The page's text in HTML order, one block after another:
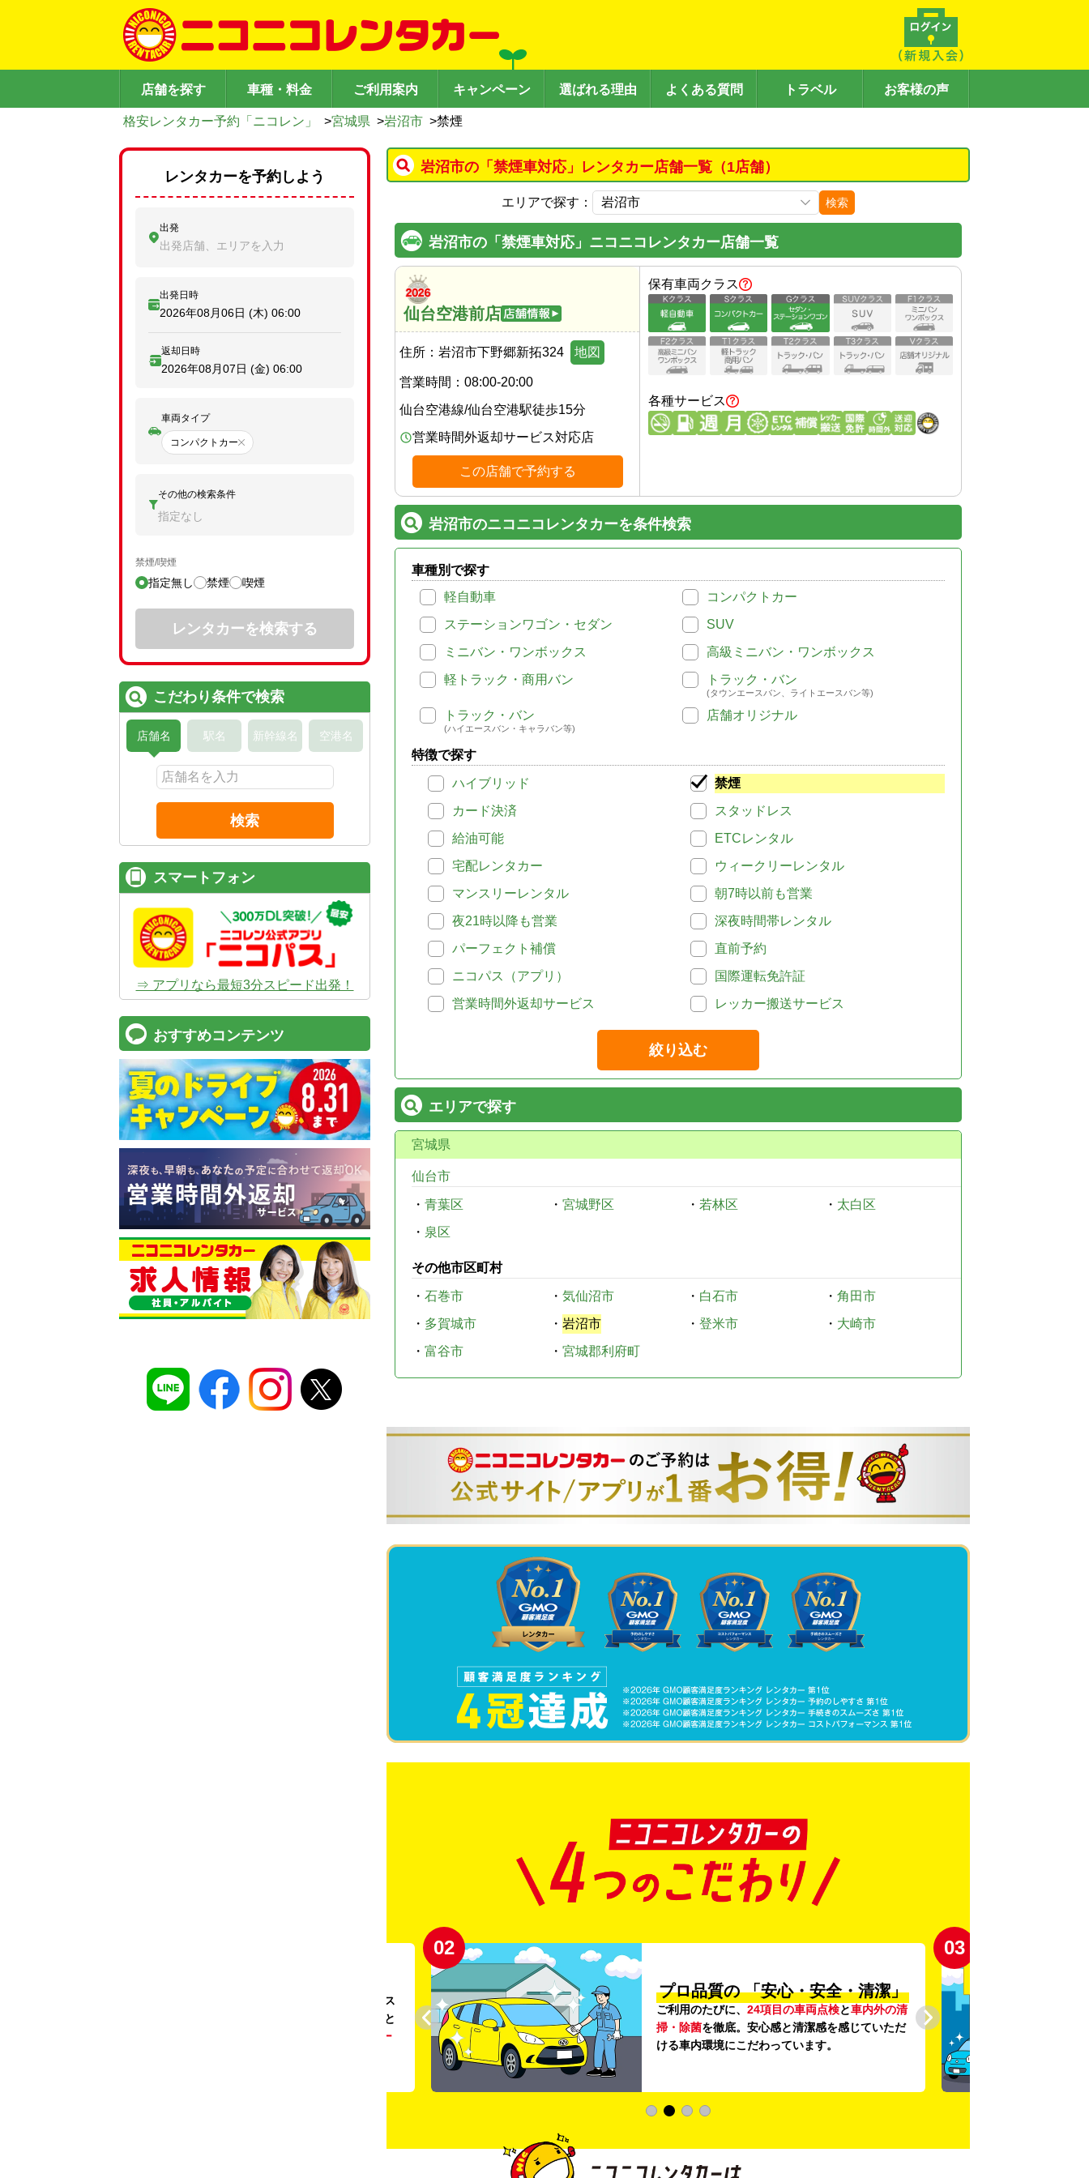
店舗を探す 車種・料金 ご利用案内 キャンペーン 選ばれる理由 よくある質問 トラベル お客様の声
格安レンタカー予約「ニコレン」 >宮城県 >岩沼市 >禁煙
岩沼市の「禁煙車対応」レンタカー店舗一覧（1店舗）
エリアで探す： 検索
岩沼市の「禁煙車対応」ニコニコレンタカー店舗一覧
仙台空港前店
住所： 岩沼市下野郷新拓324 地図
営業時間： 08:00-20:00
仙台空港線/仙台空港駅徒歩15分
営業時間外返却サービス対応店
この店舗で予約する
保有車両クラス
各種サービス
岩沼市のニコニコレンタカーを条件検索
車種別で探す
軽自動車
コンパクトカー
ステーションワゴン・セダン
SUV
ミニバン・ワンボックス
高級ミニバン・ワンボックス
軽トラック・商用バン
トラック・バン
(タウンエースバン、ライトエースバン等)
トラック・バン
(ハイエースバン・キャラバン等)
店舗オリジナル
特徴で探す
ハイブリッド
禁煙
カード決済
スタッドレス
給油可能
ETCレンタル
宅配レンタカー
ウィークリーレンタル
マンスリーレンタル
朝7時以前も営業
夜21時以降も営業
深夜時間帯レンタル
パーフェクト補償
直前予約
ニコパス（アプリ）
国際運転免許証
営業時間外返却サービス
レッカー搬送サービス
絞り込む
エリアで探す
宮城県
仙台市
・ 青葉区 ・ 宮城野区 ・ 若林区 ・ 太白区
・ 泉区
その他市区町村
・ 石巻市 ・ 気仙沼市 ・ 白石市 ・ 角田市
・ 多賀城市 ・ 岩沼市 ・ 登米市 ・ 大崎市
・ 富谷市 ・ 宮城郡利府町
。ガソリンス
タンドや整備工場の既存インフラを活用すること
リー
02
プロ品質の 「安心・安全・清潔」
ご利用のたびに、 24項目の車両点検と車内外の清
掃・除菌を徹底。安心感と清潔感を感じていただ
ける車内環境にこだわっています。
03
レンタカーを予約しよう
出発
出発店舗、エリアを入力
出発日時
2026年08月06日 (木) 06:00
返却日時
2026年08月07日 (金) 06:00
車両タイプ
コンパクトカー
その他の検索条件
指定なし
禁煙/喫煙
指定無し 禁煙 喫煙
レンタカーを検索する
こだわり条件で検索
店舗名 駅名 新幹線名 空港名
検索
スマートフォン
⇒ アプリなら最短3分スピード出発！
おすすめコンテンツ